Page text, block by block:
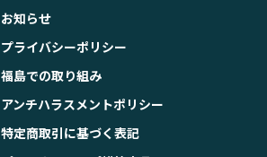
お知らせ
プライバシーポリシー
福島での取り組み
アンチハラスメントポリシー
特定商取引に基づく表記